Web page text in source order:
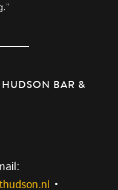
BAR &
•